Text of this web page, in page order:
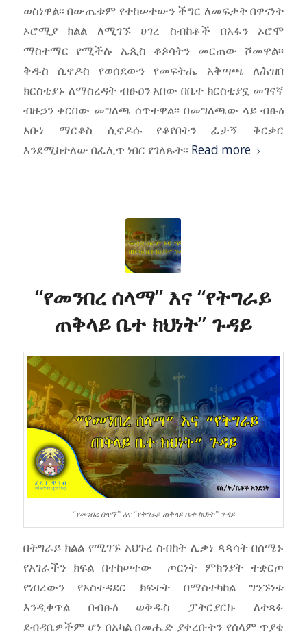
ወስነዋል፡፡ በውጤቱም የተከሠተውን ችግር ለመፍታት በዋናነት
ኦሮሚያ ክልል ለሚገኙ ሀገረ ስብከቶች በአፋን ኦሮሞ
ማስተማር የሚችሉ ኤጲስ ቆጶሳትን መርጠው ሾመዋል፡፡
ቅዱስ ሲኖዶስ የወሰደውን የመፍትሔ አቅጣጫ ለሕዝበ
ክርስቲያኑ ለማስረዳት ብፁዐን አበው በቤተ ክርስቲያኗ መገናኛ
ብዙኃን ቀርበው መግለጫ ሰጥተዋል፡፡ በመግለጫው ላይ ብፁዕ
አቡነ ማርቆስ ሲኖዶሱ የቆየበትን ፈታኝ ቅርቃር
እንደሚከተለው በፈሊጥ ነበር የገለጹት፡፡ Read more
“የመንበረ ሰላማ” እና “የትግራይ
ጠቅላይ ቤተ ክህነት” ጉዳይ
“የመንበረ ሰላማ” እና “የትግራይ ጠቅላይ ቤተ ክህነት” ጉዳይ
በትግራይ ክልል የሚገኙ አህጉረ ስብከት ሊቃነ ጳጳሳት በሰሜኑ
የአገራችን ክፍል በተከሠተው ጦርነት ምክንያት ተቋርጦ
የነበረውን የአስተዳደር ክፍተት በማስተካከል ግንኙነቱ
እንዲቀጥል በብፁዕ ወቅዱስ ፓትርያርኩ ለተጻፉ
ደብዳቤዎችም ሆነ በአካል በመሔድ ያቀረቡትን የሰላም ጥያቄ